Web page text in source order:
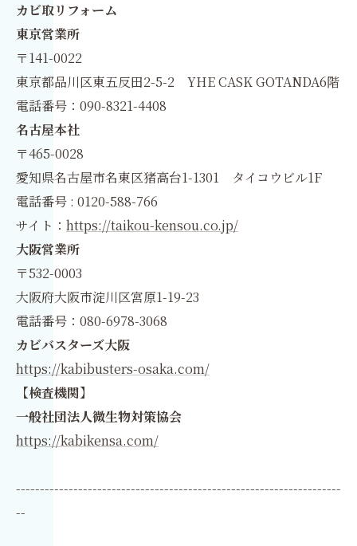
カビ取リフォーム
東京営業所
〒141-0022
東京都品川区東五反田2-5-2 YHE CASK GOTANDA6階
電話番号：090-8321-4408
名古屋本社
〒465-0028
愛知県名古屋市名東区猪高台1-1301 タイコウビル1F
電話番号 : 0120-588-766
サイト： https://taikou-kensou.co.jp/
大阪営業所
〒532-0003
大阪府大阪市淀川区宮原1-19-23
電話番号：080-6978-3068
カビバスターズ大阪
https://kabibusters-osaka.com/
【検査機関】
一般社団法人微生物対策協会
https://kabikensa.com/
--------------------------------------------------------------------
--